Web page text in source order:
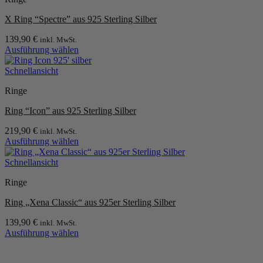
gewählt
werden
auf.
Optionen
können
auf
der
gewählt
werden
X Ring “Spectre” aus 925 Sterling Silber
139,90 € inkl. MwSt.
Ausführung wählen
Dieses
Produkt
mehrere
auf.
Optionen
können
auf
der
gewählt
werden
Schnellansicht
Ringe
Ring “Icon” aus 925 Sterling Silber
219,90 € inkl. MwSt.
Ausführung wählen
Dieses
Produkt
mehrere
auf.
Optionen
können
Schnellansicht
Ringe
Ring „Xena Classic“ aus 925er Sterling Silber
139,90 € inkl. MwSt.
Ausführung wählen